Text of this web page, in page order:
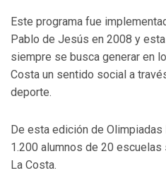
Este programa fue
Pablo de Jesús en 2008 y
siempre se busca generar en
Costa un sentido social a
deporte.
De esta edición de
1.200 alumnos de 20
La Costa.